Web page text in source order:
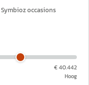
Symbiozoccasions
€ 40.442
Hoog